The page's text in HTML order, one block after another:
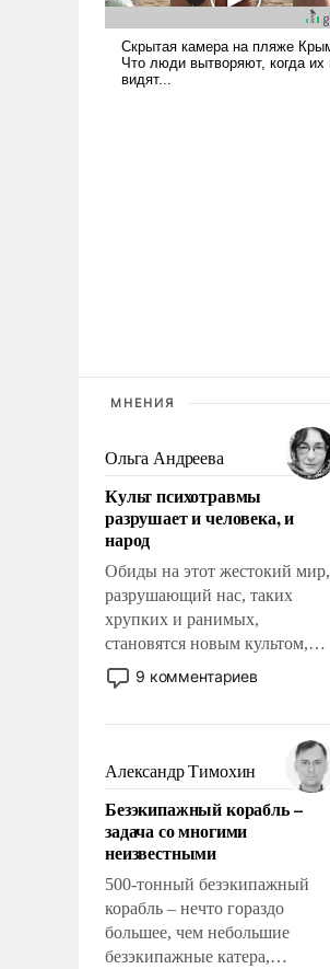
МНЕНИЯ
Ольга Андреева
Культ психотравмы
разрушает и человека, и
народ
Обиды на этот жестокий мир,
разрушающий нас, таких
хрупких и ранимых,
становятся новым культом,
постепенно вытесняя и
отменяя традиционное
мужественным и твердым под
ударами судьбы, брать на себя
ответственность, помогать
слабым, идти вперед и
адаптироваться.
9 комментариев
Александр Тимохин
Безэкипажный корабль –
задача со многими
неизвестными
500-тонный безэкипажный
корабль – нечто гораздо
большее, чем небольшие
безэкипажные катера,